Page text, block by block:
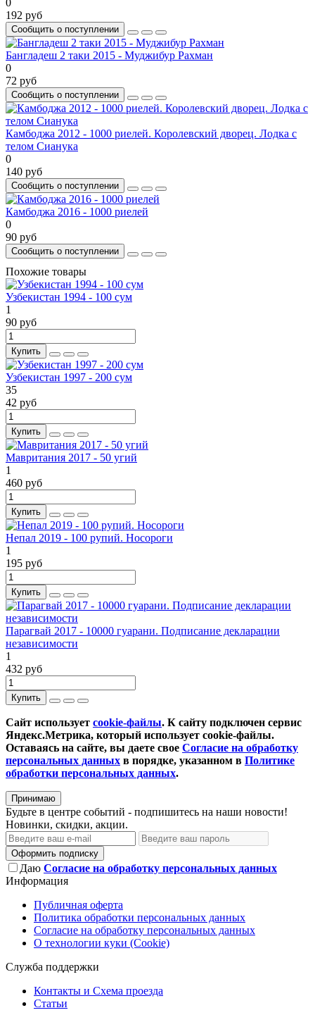
0
192 руб
Сообщить о поступлении
Бангладеш 2 таки 2015 - Муджибур Рахман
0
72 руб
Сообщить о поступлении
Камбоджа 2012 - 1000 риелей. Королевский дворец. Лодка с
телом Сианука
0
140 руб
Сообщить о поступлении
Камбоджа 2016 - 1000 риелей
0
90 руб
Сообщить о поступлении
Похожие товары
Узбекистан 1994 - 100 сум
1
90 руб
Купить
Узбекистан 1997 - 200 сум
35
42 руб
Купить
Мавритания 2017 - 50 угий
1
460 руб
Купить
Непал 2019 - 100 рупий. Носороги
1
195 руб
Купить
Парагвай 2017 - 10000 гуарани. Подписание декларации
независимости
1
432 руб
Купить
Сайт использует cookie-файлы. К cайту подключен сервис
Яндекс.Метрика, который использует cookie-файлы.
Оставаясь на сайте, вы даете свое Согласие на обработку
персональных данных в порядке, указанном в Политике
обработки персональных данных.
Принимаю
Будьте в центре событий - подпишитесь на наши новости!
Новинки, скидки, акции.
Оформить подписку
Даю Согласие на обработку персональных данных
Информация
Публичная оферта
Политика обработки персональных данных
Согласие на обработку персональных данных
О технологии куки (Cookie)
Служба поддержки
Контакты и Схема проезда
Статьи